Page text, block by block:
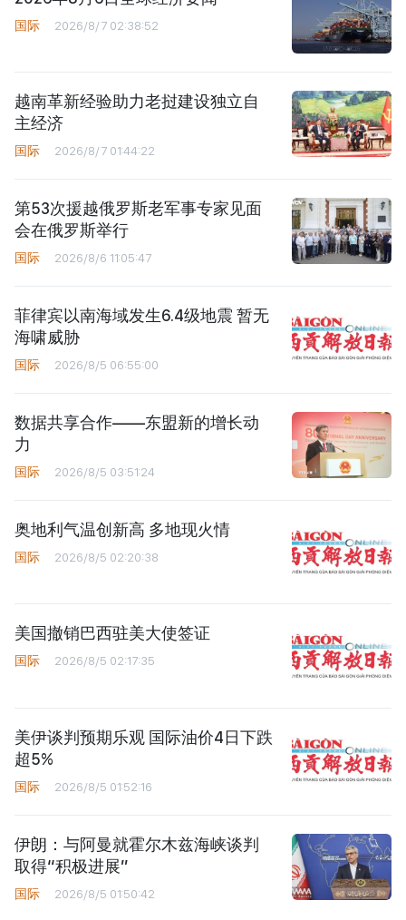
国际 2026/8/7 02:38:52
越南革新经验助力老挝建设独立自
主经济
国际 2026/8/7 01:44:22
第53次援越俄罗斯老军事专家见面
会在俄罗斯举行
国际 2026/8/6 11:05:47
菲律宾以南海域发生6.4级地震 暂无
海啸威胁
国际 2026/8/5 06:55:00
数据共享合作——东盟新的增长动
力
国际 2026/8/5 03:51:24
奥地利气温创新高 多地现火情
国际 2026/8/5 02:20:38
美国撤销巴西驻美大使签证
国际 2026/8/5 02:17:35
美伊谈判预期乐观 国际油价4日下跌
超5%
国际 2026/8/5 01:52:16
伊朗：与阿曼就霍尔木兹海峡谈判
取得“积极进展”
国际 2026/8/5 01:50:42